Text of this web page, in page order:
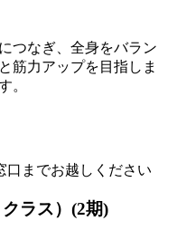
つなぎ、全身をバラン
筋力アップを目指しま
。
口までお越しください
ラス）(2期)